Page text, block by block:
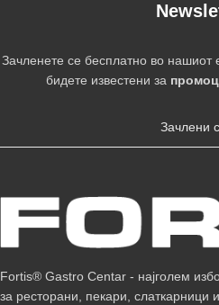
Зачленете се бесплатно во нашиот
бидете известени за
Зачлени
Fortis® Gastro Centar - најголем
за ресторани, пекари, слаткарници